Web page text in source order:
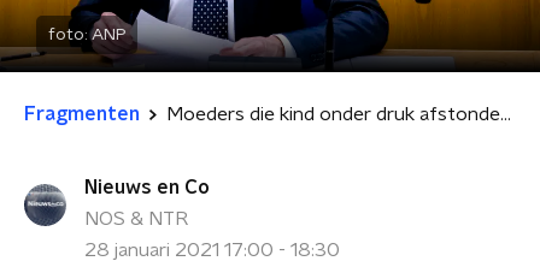
foto:ANP
Fragmenten Moeders die kind onder druk afstonden voor adoptie in gesprek met demissionair minister
Nieuws en Co
NOS & NTR
28 januari 2021 17:00 - 18:30